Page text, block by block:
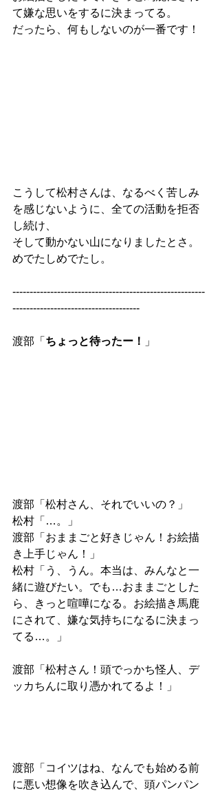
て嫌な思いをするに決まってる。
だったら、何もしないのが一番です！
こうして松村さんは、なるべく苦しみ
を感じないように、全ての活動を拒否
し続け、
そして動かない山になりましたとさ。
めでたしめでたし。
--------------------------------------------------------
-------------------------------------
渡部「 ちょっと待ったー！ 」
渡部「松村さん、それでいいの？」
松村「…。」
渡部「おままごと好きじゃん！お絵描
き上手じゃん！」
松村「う、うん。本当は、みんなと一
緒に遊びたい。でも…おままごとした
ら、きっと喧嘩になる。お絵描き馬鹿
にされて、嫌な気持ちになるに決まっ
てる…。」
渡部「松村さん！頭でっかち怪人、デ
ッカちんに取り憑かれてるよ！」
渡部「コイツはね、なんでも始める前
に悪い想像を吹き込んで、頭パンパン